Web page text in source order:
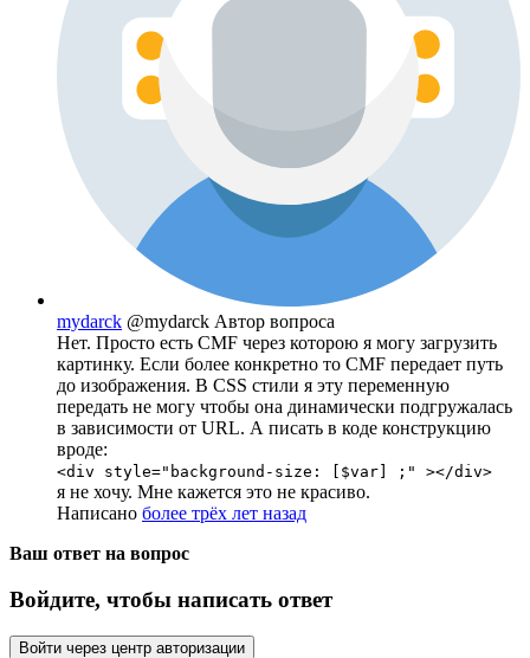
mydarck @mydarck Автор вопроса
Нет. Просто есть CMF через которою я могу загрузить
картинку. Если более конкретно то CMF передает путь
до изображения. В CSS стили я эту переменную
передать не могу чтобы она динамически подгружалась
в зависимости от URL. А писать в коде конструкцию
вроде:
<div style="background-size: [$var] ;" ></div>
я не хочу. Мне кажется это не красиво.
Написано более трёх лет назад
Ваш ответ на вопрос
Войдите, чтобы написать ответ
Войти через центр авторизации